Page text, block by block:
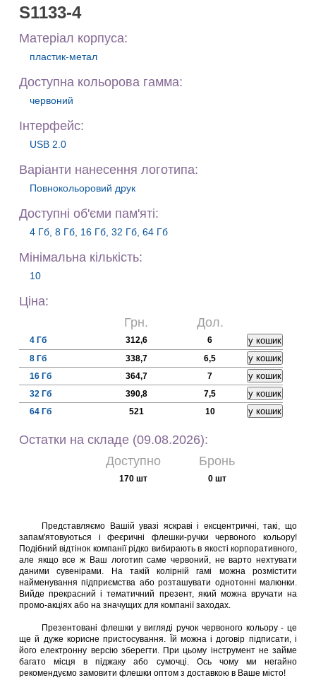
S1133-4
Матеріал корпуса:
пластик-метал
Доступна кольорова гамма:
червоний
Iнтерфейс:
USB 2.0
Варiанти нанесення логотипа:
Повнокольоровий друк
Доступні об'єми пам'яті:
4 Гб, 8 Гб, 16 Гб, 32 Гб, 64 Гб
Мiнiмальна кiлькiсть:
10
Цiна:
Грн.
Дол.
4 Гб 312,6
6
8 Гб
338,7
6,5
16 Гб
364,7
7
32 Гб
390,8
7,5
64 Гб
521 10
Остатки на складе (09.08.2026):
Доступно
Бронь
170 шт 0 шт
Представляємо Вашій увазі яскраві і ексцентричні, такі, що
запам'ятовуються і феєричні флешки-ручки червоного кольору!
Подібний відтінок компанії рідко вибирають в якості корпоративного,
але якщо все ж Ваш логотип саме червоний, не варто нехтувати
даними сувенірами. На такій колірній гамі можна розмістити
найменування підприємства або розташувати однотонні малюнки.
Вийде прекрасний і тематичний презент, який можна вручати на
промо-акціях або на значущих для компанії заходах.
Презентовані флешки у вигляді ручок червоного кольору - це
ще й дуже корисне пристосування. Їй можна і договір підписати, і
його електронну версію зберегти. При цьому інструмент не займе
багато місця в піджаку або сумочці. Ось чому ми негайно
рекомендуємо замовити флешки оптом з доставкою в Ваше місто!